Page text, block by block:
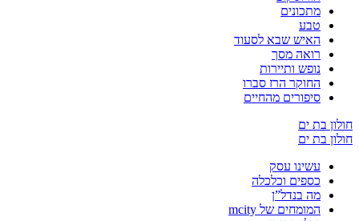
מתכונים
טבע
האיש שבא לסעוד
רואה מסך
נופש ותיירות
החוקר הרז סברו
סיפורים מהחיים
בת ים
בת ים
עשינו עסק
כספים וכלכלה
מה בנדל”ן
המומחים של mcity